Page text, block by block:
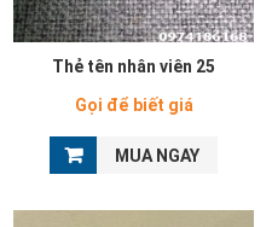
Thẻ tên nhân viên 25
Gọi để biết giá
MUA NGAY